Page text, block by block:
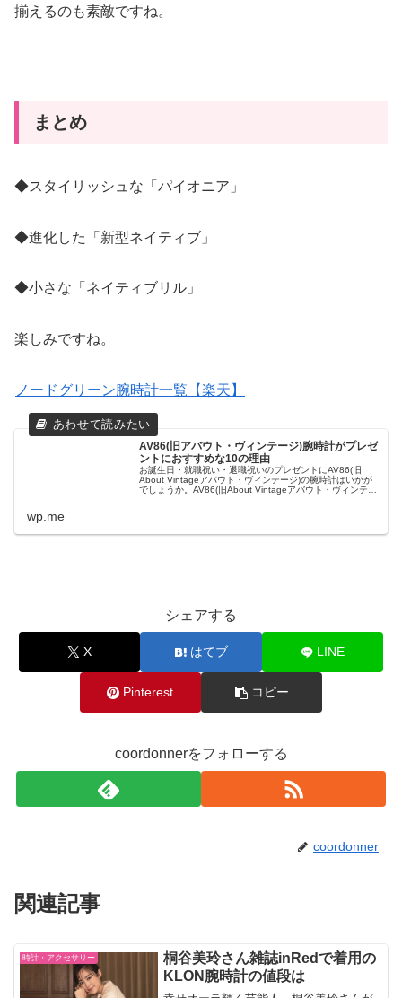
揃えるのも素敵ですね。
まとめ
◆スタイリッシュな「パイオニア」
◆進化した「新型ネイティブ」
◆小さな「ネイティブリル」
楽しみですね。
ノードグリーン腕時計一覧【楽天】
AV86(旧アバウト・ヴィンテージ)腕時計がプレゼ
ントにおすすめな10の理由
お誕生日・就職祝い・退職祝いのプレゼントにAV86(旧
About Vintageアバウト・ヴィンテージ)の腕時計はいかが
でしょうか。AV86(旧About Vintageアバウト・ヴィンテー
wp.me
シェアする
X はてブ LINE
Pinterest コピー
coordonnerをフォローする
coordonner
関連記事
時計・アクセサリー
桐谷美玲さん雑誌inRedで着用の
KLON腕時計の値段は